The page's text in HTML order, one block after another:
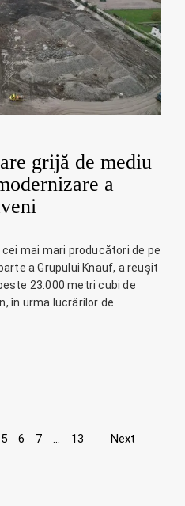
grijă de mediu
a
mai mari producători de pe
a Grupului Knauf, a reușit
23.000 metri cubi de
în urma lucrărilor de
5 6 7 … 13 Next